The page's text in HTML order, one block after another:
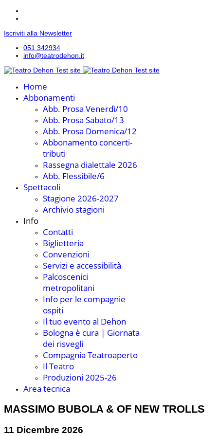
Iscriviti alla Newsletter
051 342934
info@teatrodehon.it
Home
Abbonamenti
Abb. Prosa Venerdì/10
Abb. Prosa Sabato/13
Abb. Prosa Domenica/12
Abbonamento concerti-
tributi
Rassegna dialettale 2026
Abb. Flessibile/6
Spettacoli
Stagione 2026-2027
Archivio stagioni
Info
Contatti
Convenzioni
Servizi e accessibilità
Palcoscenici metropolitani
Info per le compagnie
ospiti
Il tuo evento al Dehon
Bologna è cura | Giornata
dei risvegli
Compagnia Teatroaperto
Il Teatro
Produzioni 2025-26
Area tecnica
MASSIMO BUBOLA & OF NEW TROLLS
11 Dicembre 2026
La lunga strada tour